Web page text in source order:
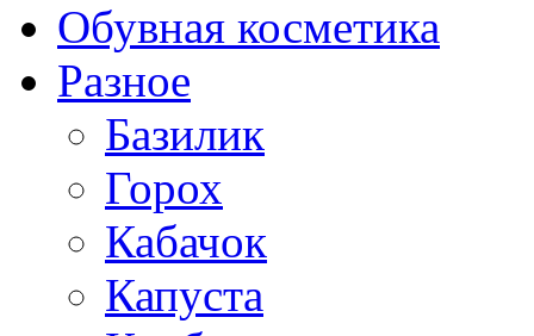
Обувная косметика
Разное
Базилик
Горох
Кабачок
Капуста